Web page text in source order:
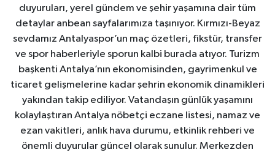
duyuruları, yerel gündem ve şehir yaşamına dair tüm
detaylar anbean sayfalarımıza taşınıyor. Kırmızı-Beyaz
sevdamız Antalyaspor’un maç özetleri, fikstür, transfer
ve spor haberleriyle sporun kalbi burada atıyor. Turizm
başkenti Antalya’nın ekonomisinden, gayrimenkul ve
ticaret gelişmelerine kadar şehrin ekonomik dinamikleri
yakından takip ediliyor. Vatandaşın günlük yaşamını
kolaylaştıran Antalya nöbetçi eczane listesi, namaz ve
ezan vakitleri, anlık hava durumu, etkinlik rehberi ve
önemli duyurular güncel olarak sunulur. Merkezden